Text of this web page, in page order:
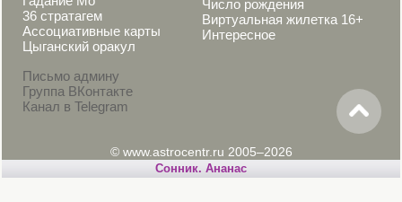
36 стратагем
Ассоциативные карты
Цыганский оракул
Письмо админу
Группа ВКонтакте
Канал в Telegram
Число рождения
Виртуальная жилетка 16+
Интересное
© www.astrocentr.ru 2005–2026
Cонник. Ананас